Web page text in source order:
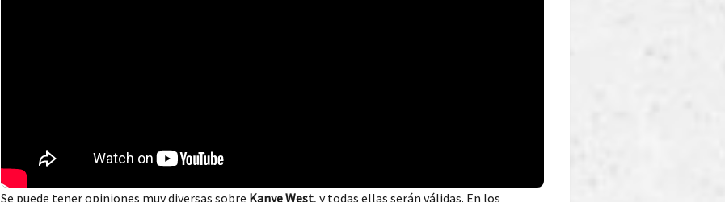
Se puede tener opiniones muy diversas sobre Kanye West, y todas ellas serán válidas. En los